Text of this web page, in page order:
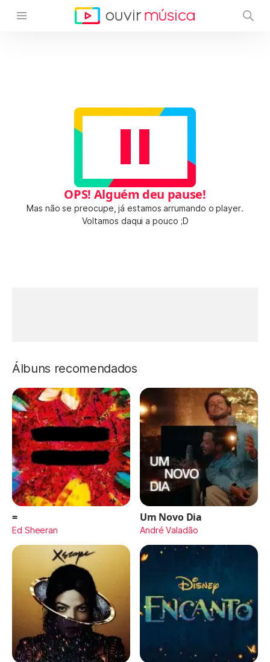
OPS! Alguém deu pause!
Mas não se preocupe, já estamos arrumando o player.
Voltamos daqui a pouco ;D
Álbuns recomendados
=
Ed Sheeran
Um Novo Dia
André Valadão